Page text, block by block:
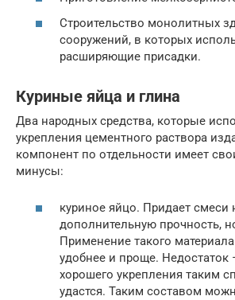
Строительство монолитных
сооружений, в которых
расширяющие присадки.
Куриные яйца и глина
Два народных средства, которые
укрепления цементного раствора
компонент по отдельности имеет
минусы:
куриное яйцо. Придает смеси
дополнительную прочность,
Применение такого
удобнее и проще. Недостаток
хорошего укрепления таким
удастся. Таким составом